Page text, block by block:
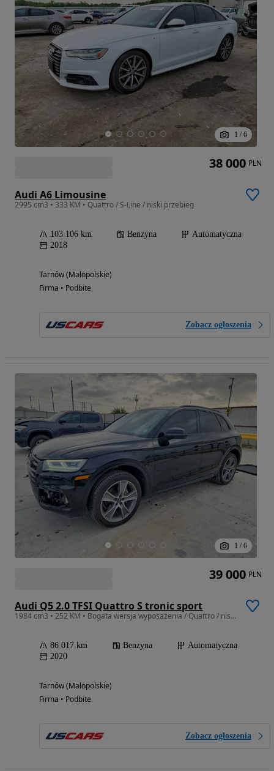
1 / 6
Audi A6 Limousine
2995 cm3 • 333 KM • Quattro / S-Line / niski przebieg
103 106 km Benzyna
Automatyczna
2018
Tarnów (Małopolskie)
Firma • Podbite
Zobacz ogłoszenia
38 000 PLN
1 / 6
Audi Q5 2.0 TFSI Quattro S tronic sport
1984 cm3 • 252 KM • Bogata wersja wyposażenia / Quattro / niski przebieg
86 017 km Benzyna
Automatyczna
2020
Tarnów (Małopolskie)
Firma • Podbite
Zobacz ogłoszenia
39 000 PLN